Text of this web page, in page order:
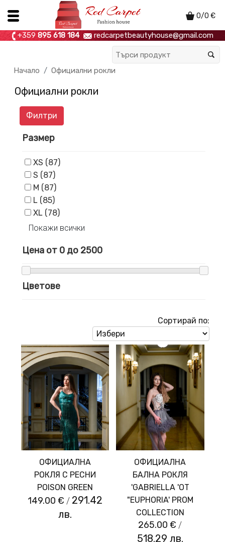
0/0 €
+359 895 618 184 redcarpetbeautyhouse@gmail.com
Начало Официални рокли
Официални рокли
Филтри
Размер
XS (87)
S (87)
M (87)
L (85)
XL (78)
Покажи всички
Цена от 0 до 2500
Цветове
Сортирай по:
ОФИЦИАЛНА
РОКЛЯ С РЕСНИ
POISON GREEN
149.00 € / 291.42
лв.
ОФИЦИАЛНА
БАЛНА РОКЛЯ
'GABRIELLA 'ОТ
"EUPHORIA' PROM
COLLECTION
265.00 € /
518.29 лв.